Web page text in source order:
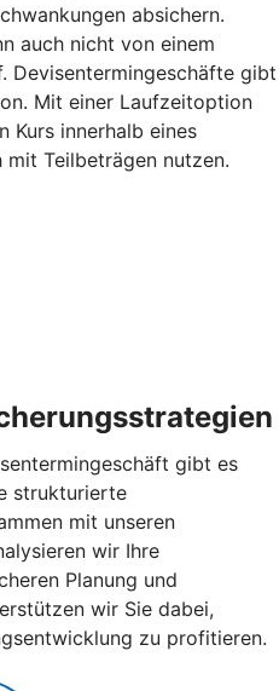
absichern.
auch nicht von einem
Devisentermingeschäfte gibt
Mit einer Laufzeitoption
Kurs innerhalb eines
Teilbeträgen nutzen.
gibt es
strukturierte
mit unseren
wir Ihre
Planung und
wir Sie dabei,
zu profitieren.